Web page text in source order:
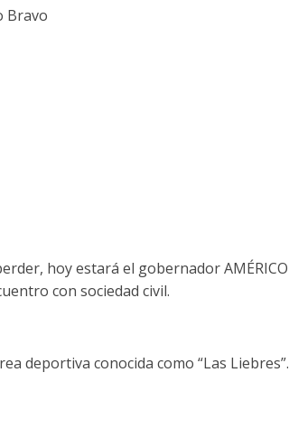
Bravo
hoy estará el gobernador AMÉRICO
con sociedad civil.
deportiva conocida como “Las Liebres”.